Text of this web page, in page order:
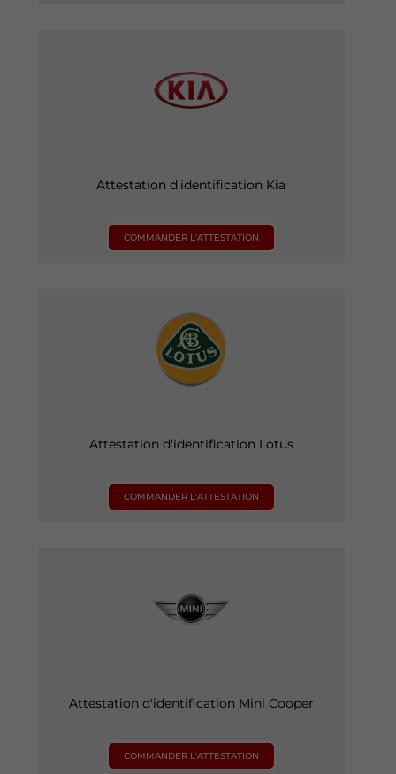
Attestation d'identification Kia
COMMANDER L'ATTESTATION
Attestation d'identification Lotus
COMMANDER L'ATTESTATION
Attestation d'identification Mini Cooper
COMMANDER L'ATTESTATION